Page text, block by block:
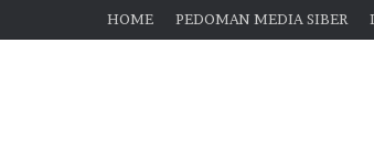
HOME PEDOMAN MEDIA SIBER